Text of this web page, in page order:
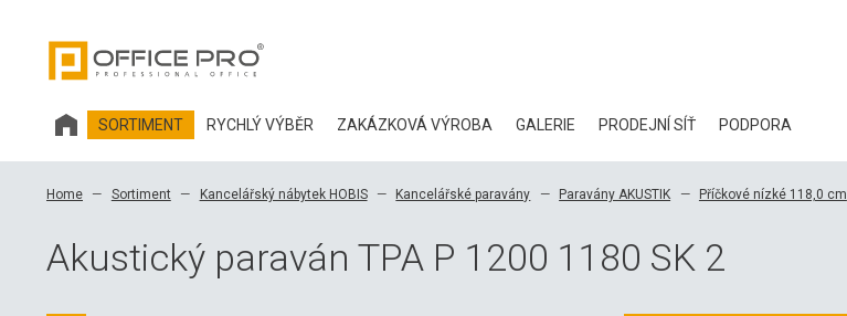
SORTIMENT RYCHLÝ VÝBĚR ZAKÁZKOVÁ VÝROBA GALERIE PRODEJNÍ SÍŤ PODPORA
BLOG
Home Sortiment Kancelářský nábytek HOBIS Kancelářské paravány Paravány AKUSTIK Příčkové nízké 118,0 cm
Akustický paraván TPA P 1200 1180 SK 2